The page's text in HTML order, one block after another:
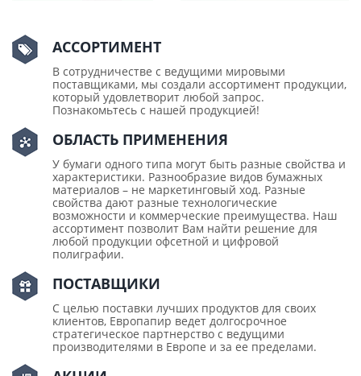
АССОРТИМЕНТ
В сотрудничестве с ведущими мировыми
поставщиками, мы создали ассортимент продукции,
который удовлетворит любой запрос.
Познакомьтесь с нашей продукцией!
ОБЛАСТЬ ПРИМЕНЕНИЯ
У бумаги одного типа могут быть разные свойства и
характеристики. Разнообразие видов бумажных
материалов – не маркетинговый ход. Разные
свойства дают разные технологические
возможности и коммерческие преимущества. Наш
ассортимент позволит Вам найти решение для
любой продукции офсетной и цифровой
полиграфии.
ПОСТАВЩИКИ
С целью поставки лучших продуктов для своих
клиентов, Европапир ведет долгосрочное
стратегическое партнерство с ведущими
производителями в Европе и за ее пределами.